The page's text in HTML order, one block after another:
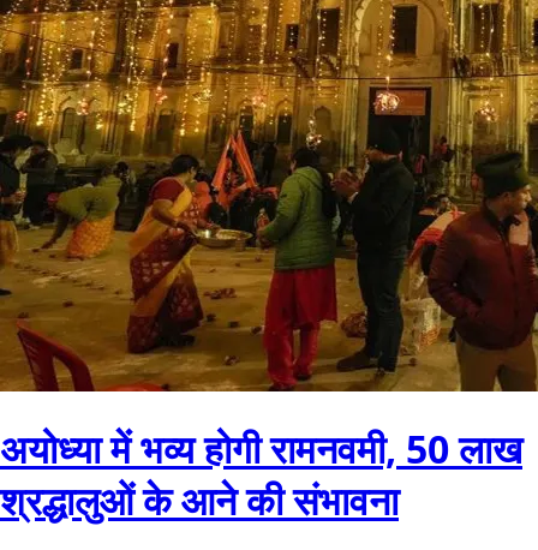
अयोध्या में भव्य होगी रामनवमी, 50 लाख
श्रद्धालुओं के आने की संभावना